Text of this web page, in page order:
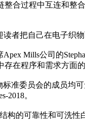
整合过程中互连和整
读者把自己在电子织
Apex Mills公司的
存在程序和需求方面
标准委员会的成员均
2018。
构的可靠性和可洗性